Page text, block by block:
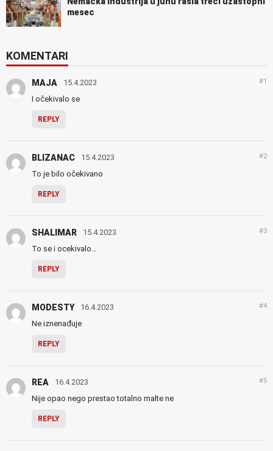
mesec
KOMENTARI
MAJA 15.4.2023 #1
I očekivalo se
REPLY
BLIZANAC 15.4.2023 #2
To je bilo očekivano
REPLY
SHALIMAR 15.4.2023 #3
To se i ocekivalo…
REPLY
MODESTY 16.4.2023 #4
Ne iznenađuje
REPLY
REA 16.4.2023 #5
Nije opao nego prestao totalno malte ne
REPLY